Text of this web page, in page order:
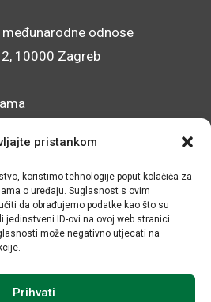
pristankom
koristimo tehnologije poput kolačića za
o uređaju. Suglasnost s ovim
da obrađujemo podatke kao što su
jedinstveni ID-ovi na ovoj web stranici.
može negativno utjecati na
Prihvati
odnose
10000 Zagreb
mrežnog sjedišta